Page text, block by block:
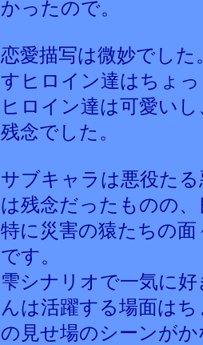
かったので。
恋愛描写は微妙でし
すヒロイン達はちょ
ヒロイン達は可愛い
残念でした。
サブキャラは悪役た
は残念だったものの
特に災害の猿たちの
です。
雫シナリオで一気に
んは活躍する場面は
の見せ場のシーンが